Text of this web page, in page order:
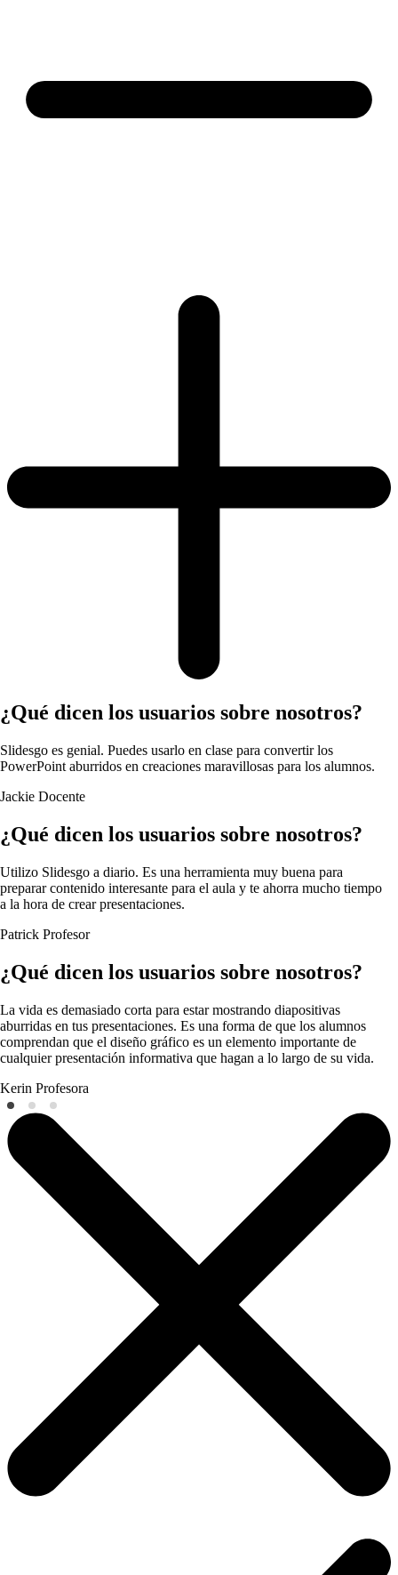
¿Qué dicen los usuarios sobre nosotros?
Slidesgo es genial. Puedes usarlo en clase para convertir los
PowerPoint aburridos en creaciones maravillosas para los alumnos.
Jackie Docente
¿Qué dicen los usuarios sobre nosotros?
Utilizo Slidesgo a diario. Es una herramienta muy buena para
preparar contenido interesante para el aula y te ahorra mucho tiempo
a la hora de crear presentaciones.
Patrick Profesor
¿Qué dicen los usuarios sobre nosotros?
La vida es demasiado corta para estar mostrando diapositivas
aburridas en tus presentaciones. Es una forma de que los alumnos
comprendan que el diseño gráfico es un elemento importante de
cualquier presentación informativa que hagan a lo largo de su vida.
Kerin Profesora